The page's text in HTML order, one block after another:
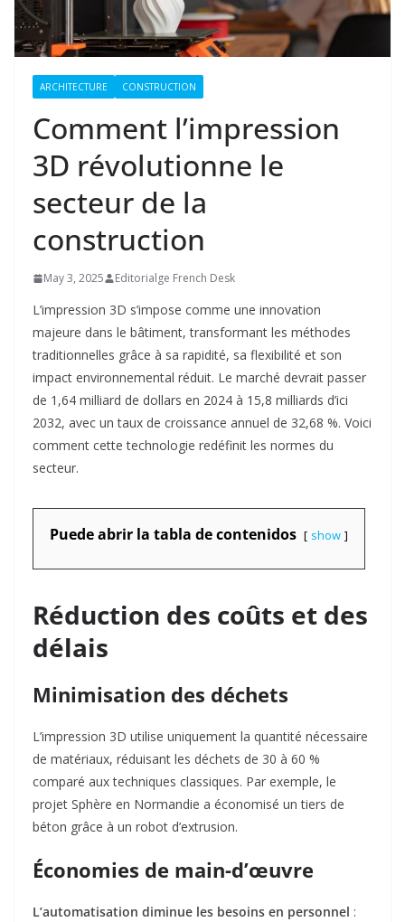
ARCHITECTURE CONSTRUCTION
Comment l’impression
3D révolutionne le
secteur de la
construction
May 3, 2025 Editorialge French Desk
L’impression 3D s’impose comme une innovation
majeure dans le bâtiment, transformant les méthodes
traditionnelles grâce à sa rapidité, sa flexibilité et son
impact environnemental réduit. Le marché devrait passer
de 1,64 milliard de dollars en 2024 à 15,8 milliards d’ici
2032, avec un taux de croissance annuel de 32,68 %. Voici
comment cette technologie redéfinit les normes du
secteur.
Puede abrir la tabla de contenidos show
Réduction des coûts et des
délais
Minimisation des déchets
L’impression 3D utilise uniquement la quantité nécessaire
de matériaux, réduisant les déchets de 30 à 60 %
comparé aux techniques classiques. Par exemple, le
projet Sphère en Normandie a économisé un tiers de
béton grâce à un robot d’extrusion.
Économies de main-d’œuvre
L’automatisation diminue les besoins en personnel :